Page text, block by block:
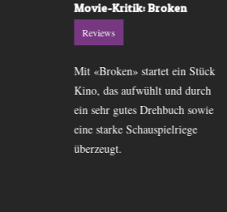
Movie-Kritik: Broken
Reviews
Mit «Broken» startet ein Stück
Kino, das aufwühlt und durch
ein sehr gutes Drehbuch sowie
eine starke Schauspielriege
überzeugt.